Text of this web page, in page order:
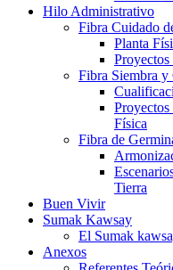
Hilo Administrativo
Fibra Cuidado
Planta
Fibra Siembra y
Física
Fibra de
Tierra
Buen Vivir
Sumak Kawsay
El Sumak
Anexos